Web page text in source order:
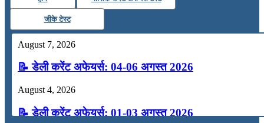
जीके टेस्ट
August 7, 2026
📝 डेली करेंट अफेयर्स: 04-06 अगस्त 2026
August 4, 2026
📝 डेली करेंट अफेयर्स: 01-03 अगस्त 2026